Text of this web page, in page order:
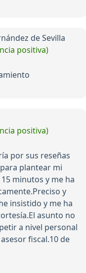
de Sevilla
positiva)
positiva)
por sus reseñas
plantear mi
minutos y me ha
y
insistido y me ha
asunto no
a nivel personal
fiscal.10 de